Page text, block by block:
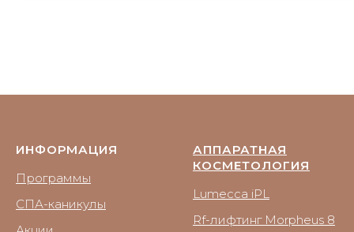
ИНФОРМАЦИЯ
Программы
СПА-каникулы
АППАРАТНАЯ
КОСМЕТОЛОГИЯ
Lumecca iPL
Rf-лифтинг Morpheus 8